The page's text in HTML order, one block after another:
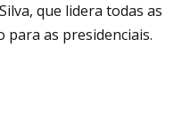
que lidera todas as
para as presidenciais.